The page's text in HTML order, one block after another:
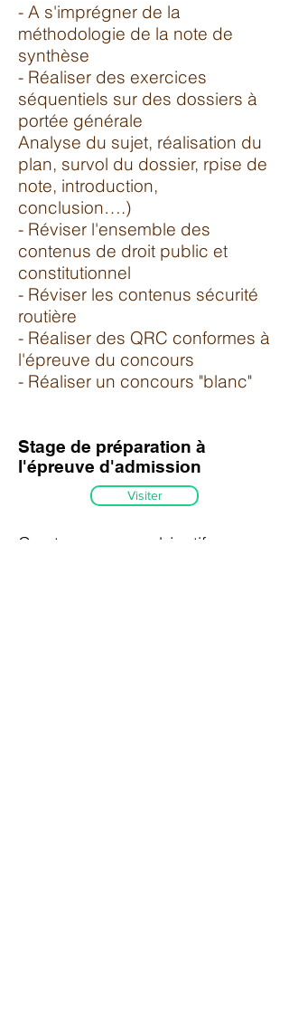
- A s'imprégner de la
méthodologie de la note de
synthèse
- Réaliser des exercices
séquentiels sur des dossiers à
portée générale
Analyse du sujet, réalisation du
plan, survol du dossier, rpise de
note, introduction,
conclusion….)
- Réviser l'ensemble des
contenus de droit public et
constitutionnel
- Réviser les contenus sécurité
routière
- Réaliser des QRC conformes à
l'épreuve du concours
- Réaliser un concours "blanc"
Stage de préparation à
l'épreuve d'admission
Visiter
Ce stage a pour objectif